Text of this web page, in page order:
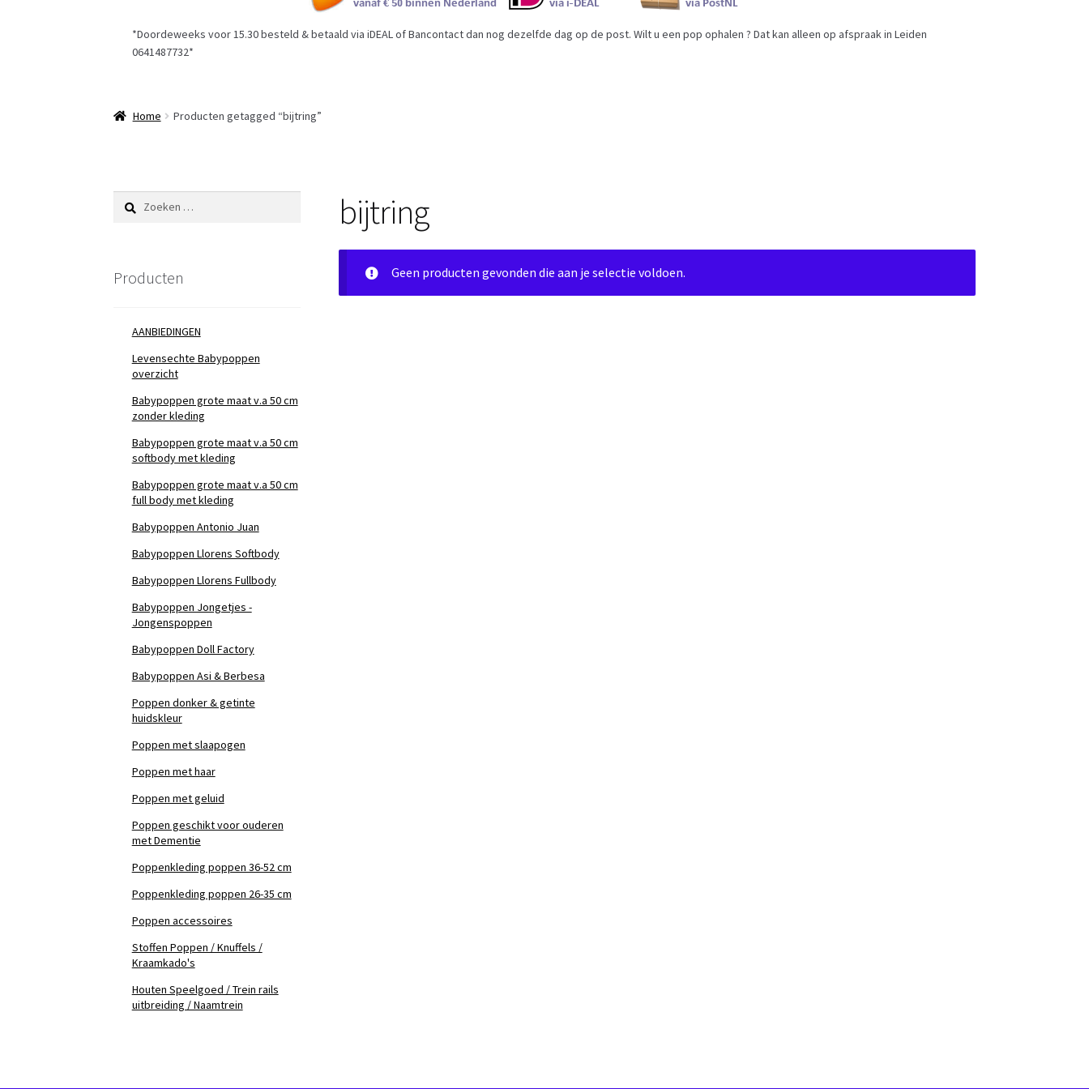
*Doordeweeks voor 15.30 besteld & betaald via iDEAL of Bancontact dan nog dezelfde dag op de post. Wilt u een pop ophalen ? Dat kan alleen op afspraak in Leiden
0641487732*
Home Producten getagged “bijtring”
bijtring
Geen producten gevonden die aan je selectie voldoen.
Zoeken
naar:
Producten
AANBIEDINGEN
Levensechte Babypoppen
overzicht
Babypoppen grote maat v.a 50 cm
zonder kleding
Babypoppen grote maat v.a 50 cm
softbody met kleding
Babypoppen grote maat v.a 50 cm
full body met kleding
Babypoppen Antonio Juan
Babypoppen Llorens Softbody
Babypoppen Llorens Fullbody
Babypoppen Jongetjes -
Jongenspoppen
Babypoppen Doll Factory
Babypoppen Asi & Berbesa
Poppen donker & getinte
huidskleur
Poppen met slaapogen
Poppen met haar
Poppen met geluid
Poppen geschikt voor ouderen
met Dementie
Poppenkleding poppen 36-52 cm
Poppenkleding poppen 26-35 cm
Poppen accessoires
Stoffen Poppen / Knuffels /
Kraamkado's
Houten Speelgoed / Trein rails
uitbreiding / Naamtrein